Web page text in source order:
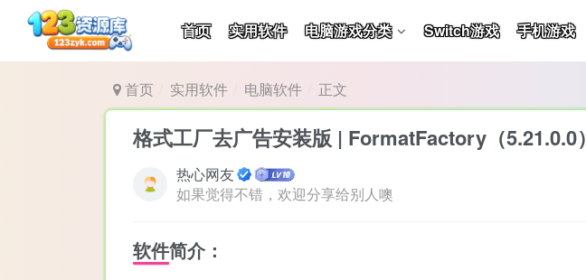
首页 实用软件 电脑游戏分类 Switch游戏 手机游戏
首页 实用软件 电脑软件 正文
格式工厂去广告安装版 | FormatFactory（5.21.0.0）
热心网友
如果觉得不错，欢迎分享给别人噢
软件简介：